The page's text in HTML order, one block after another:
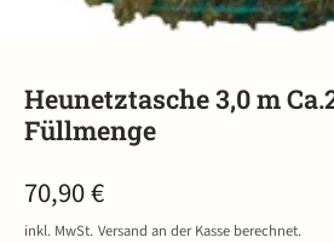
Heunetztasche 3,0 m
Füllmenge
70,90 €
inkl. MwSt. Versand an der Kasse berechnet.